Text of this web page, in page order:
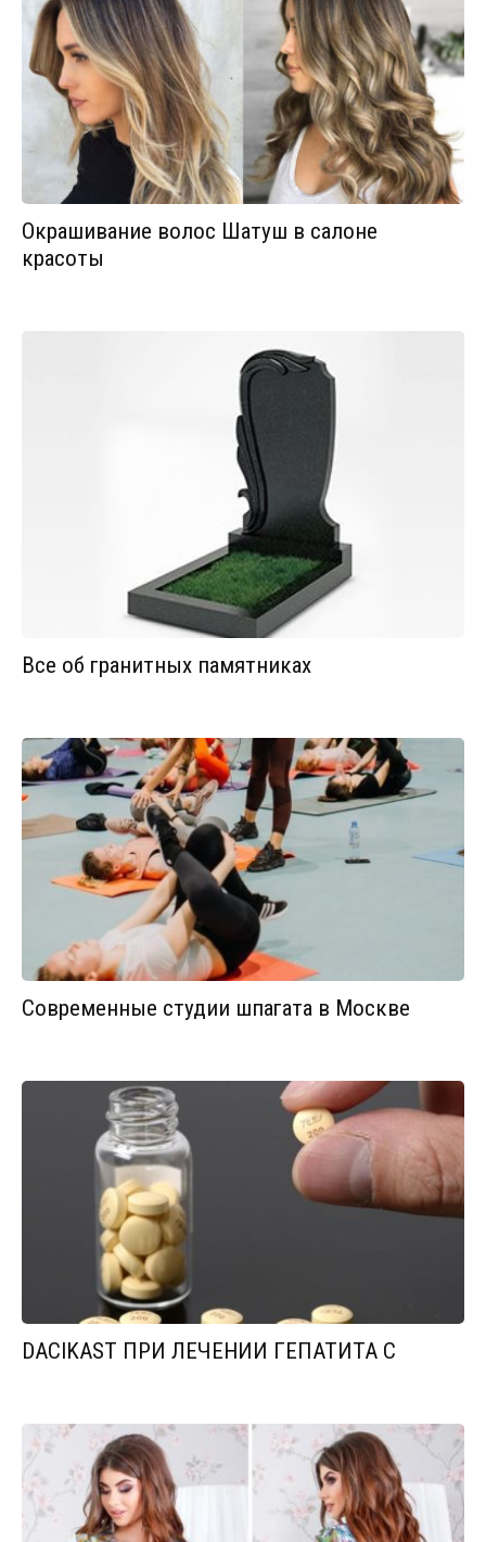
Окрашивание волос Шатуш в салоне
красоты
Все об гранитных памятниках
Современные студии шпагата в Москве
DACIKAST ПРИ ЛЕЧЕНИИ ГЕПАТИТА С